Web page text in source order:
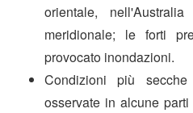
orientale,
meridionale; le forti
provocato inondazioni.
Condizioni più
osservate in alcune